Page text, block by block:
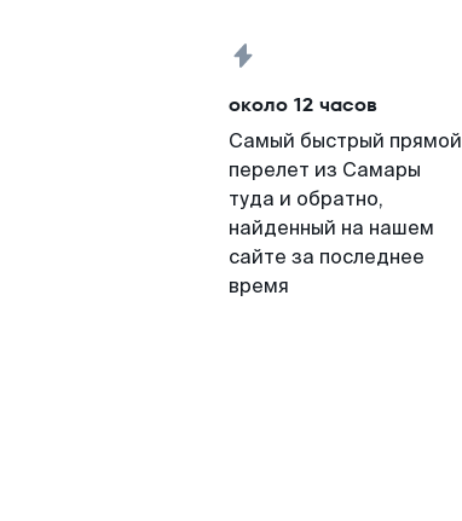
около 12 часов
Самый быстрый прямой
перелет из Самары
туда и обратно,
найденный на нашем
сайте за последнее
время